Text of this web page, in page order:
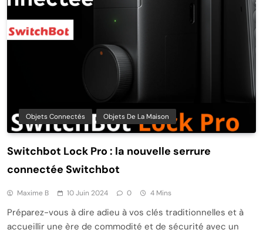
Objets Connectés Objets De La Maison
Switchbot Lock Pro : la nouvelle serrure
connectée Switchbot
Maxime B 10 Juin 2024 0 4 Mins
Préparez-vous à dire adieu à vos clés traditionnelles et à
accueillir une ère de commodité et de sécurité avec un